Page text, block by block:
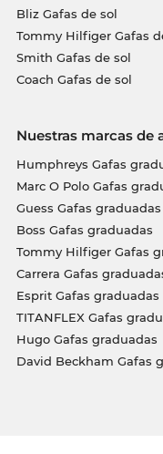
Bliz Gafas de sol
Tommy Hilfiger Gafas
Smith Gafas de sol
Coach Gafas de sol
Nuestras marcas de
Humphreys Gafas
Marc O Polo Gafas
Guess Gafas graduadas
Boss Gafas graduadas
Tommy Hilfiger Gafas
Carrera Gafas
Esprit Gafas graduadas
TITANFLEX Gafas
Hugo Gafas graduadas
David Beckham Gafas